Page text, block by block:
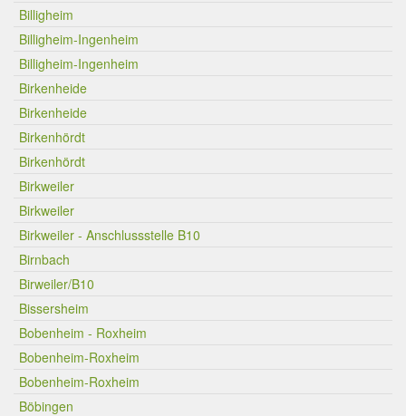
Billigheim
Billigheim-Ingenheim
Billigheim-Ingenheim
Birkenheide
Birkenheide
Birkenhördt
Birkenhördt
Birkweiler
Birkweiler
Birkweiler - Anschlussstelle B10
Birnbach
Birweiler/B10
Bissersheim
Bobenheim - Roxheim
Bobenheim-Roxheim
Bobenheim-Roxheim
Böbingen